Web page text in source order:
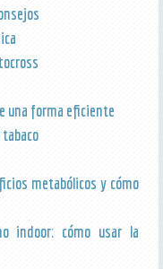
una forma eficiente
metabólicos y cómo
indoor: cómo usar la